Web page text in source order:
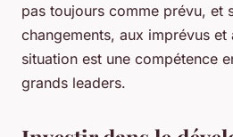
pas toujours comme prévu, et
changements, aux imprévus
situation est une compétence
grands leaders.